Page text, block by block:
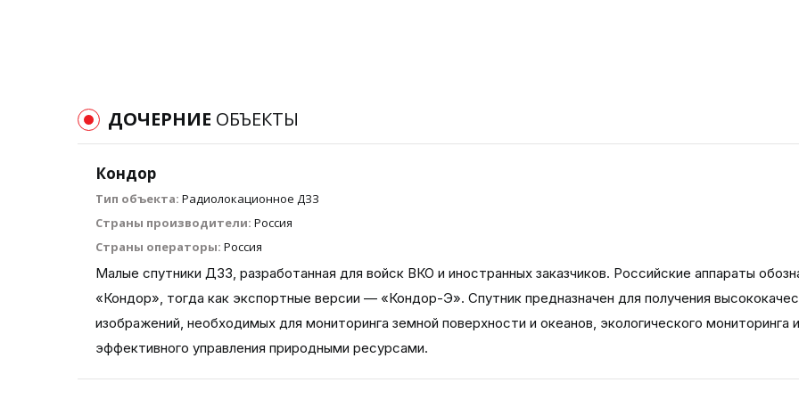
ДОЧЕРНИЕ ОБЪЕКТЫ
Кондор
Тип объекта: Радиолокационное ДЗЗ
Страны производители: Россия
Страны операторы: Россия
Малые спутники ДЗЗ, разработанная для войск ВКО и иностранных заказчиков. Российские аппараты
«Кондор», тогда как экспортные версии — «Кондор-Э». Спутник предназначен для получения
изображений, необходимых для мониторинга земной поверхности и океанов, экологического мониторинга и
эффективного управления природными ресурсами.